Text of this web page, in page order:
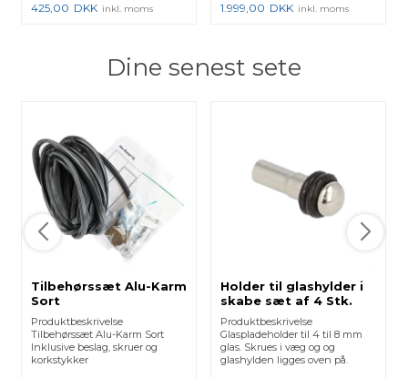
425,00 DKK inkl. moms 1.999,00 DKK inkl. moms
Dine senest sete
Tilbehørssæt Alu-Karm
Sort
Produktbeskrivelse
Tilbehørssæt Alu-Karm Sort
Inklusive beslag, skruer og
korkstykker
Holder til glashylder i
skabe sæt af 4 Stk.
Produktbeskrivelse
Glaspladeholder til 4 til 8 mm
glas. Skrues i væg og og
glashylden ligges oven på.